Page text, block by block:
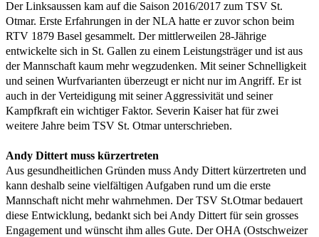
Der Linksaussen kam auf die Saison 2016/2017 zum TSV St.
Otmar. Erste Erfahrungen in der NLA hatte er zuvor schon beim
RTV 1879 Basel gesammelt. Der mittlerweilen 28-Jährige
entwickelte sich in St. Gallen zu einem Leistungsträger und ist aus
der Mannschaft kaum mehr wegzudenken. Mit seiner Schnelligkeit
und seinen Wurfvarianten überzeugt er nicht nur im Angriff. Er ist
auch in der Verteidigung mit seiner Aggressivität und seiner
Kampfkraft ein wichtiger Faktor. Severin Kaiser hat für zwei
weitere Jahre beim TSV St. Otmar unterschrieben.
Andy Dittert muss kürzertreten
Aus gesundheitlichen Gründen muss Andy Dittert kürzertreten und
kann deshalb seine vielfältigen Aufgaben rund um die erste
Mannschaft nicht mehr wahrnehmen. Der TSV St.Otmar bedauert
diese Entwicklung, bedankt sich bei Andy Dittert für sein grosses
Engagement und wünscht ihm alles Gute. Der OHA (Ostschweizer